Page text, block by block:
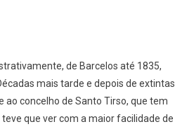
de Barcelos até 1835,
mais tarde e depois de extintas
ao concelho de Santo Tirso, que tem
que ver com a maior facilidade de